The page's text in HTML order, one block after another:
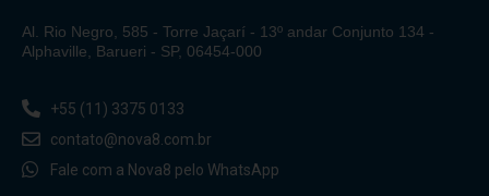
Al. Rio Negro, 585 - Torre Jaçarí - 13º andar Conjunto 134 -
Alphaville, Barueri - SP, 06454-000
+55 (11) 3375 0133
contato@nova8.com.br
Fale com a Nova8 pelo WhatsApp